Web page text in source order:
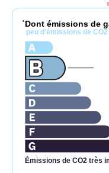
* Dont émissions de
peu d'émissions de CO2
Émissions de CO2 très